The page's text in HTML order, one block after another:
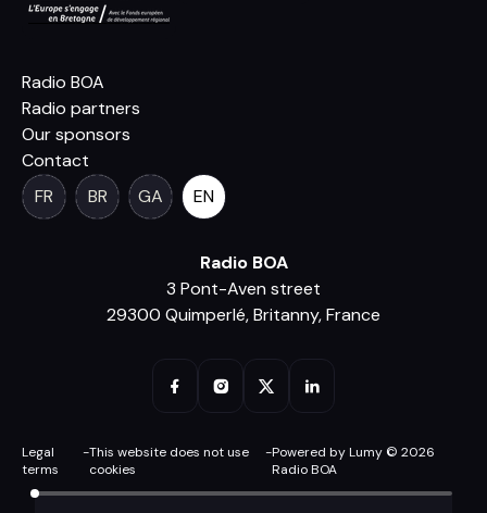
Radio BOA
Radio partners
Our sponsors
Contact
FR
BR GA EN
Radio BOA
3 Pont-Aven street
29300 Quimperlé, Britanny, France
Legal
terms
-This website does not use
cookies
-Powered by Lumy © 2026
Radio BOA